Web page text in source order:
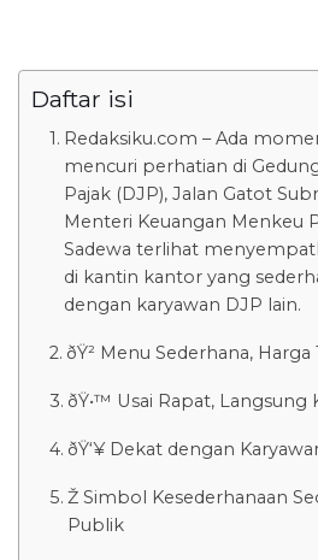
Daftar isi
Redaksiku.com – Ada
mencuri perhatian di
Pajak (DJP), Jalan Gatot
Menteri Keuangan Menkeu
Sadewa terlihat
di kantin kantor yang
dengan karyawan DJP lain.
ðŸ² Menu Sederhana,
ðŸ•™ Usai Rapat, Langsung
ðŸ‘¥ Dekat dengan
Ž Simbol Kesederhanaan
Publik